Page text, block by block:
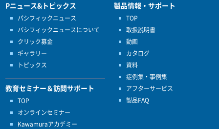
Pニュース&トピックス
パシフィックニュース
パシフィックニュースについて
クリック募金
ギャラリー
トピックス
教育セミナー＆訪問サポート
TOP
オンラインセミナー
Kawamuraアカデミー
製品情報・サポート
TOP
取扱説明書
動画
カタログ
資料
症例集・事例集
アフターサービス
製品FAQ